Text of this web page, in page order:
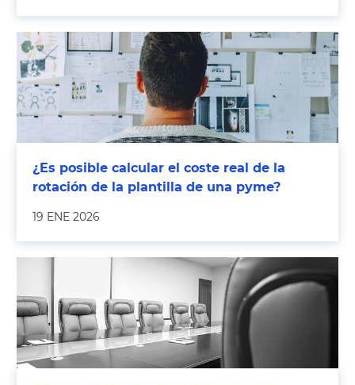
¿Es posible calcular el coste real de la
rotación de la plantilla de una pyme?
19 ENE 2026